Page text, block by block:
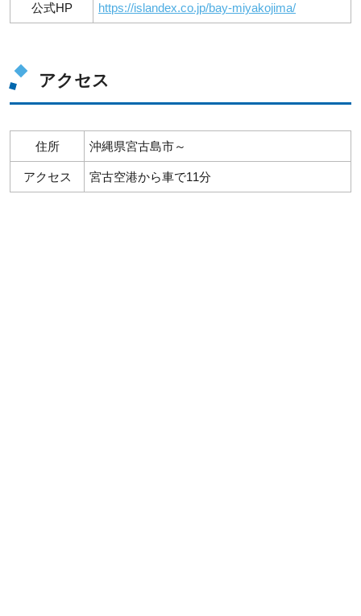
公式HP https://islandex.co.jp/bay-miyakojima/
アクセス
住所 沖縄県宮古島市～
アクセス 宮古空港から車で11分